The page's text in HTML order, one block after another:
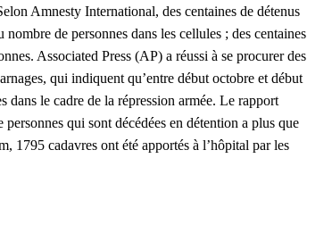
Amnesty International, des centaines de détenus
de personnes dans les cellules ; des centaines
Associated Press (AP) a réussi à se procurer des
qui indiquent qu’entre début octobre et début
le cadre de la répression armée. Le rapport
qui sont décédées en détention a plus que
cadavres ont été apportés à l’hôpital par les